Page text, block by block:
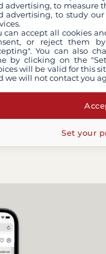
francese
solida con un
di 4 presso la
de France
advertising, to measure
advertising, to study
can accept all cookies
or reject them
You can also
by clicking on the
will be valid for this
we will not contact you
Set your